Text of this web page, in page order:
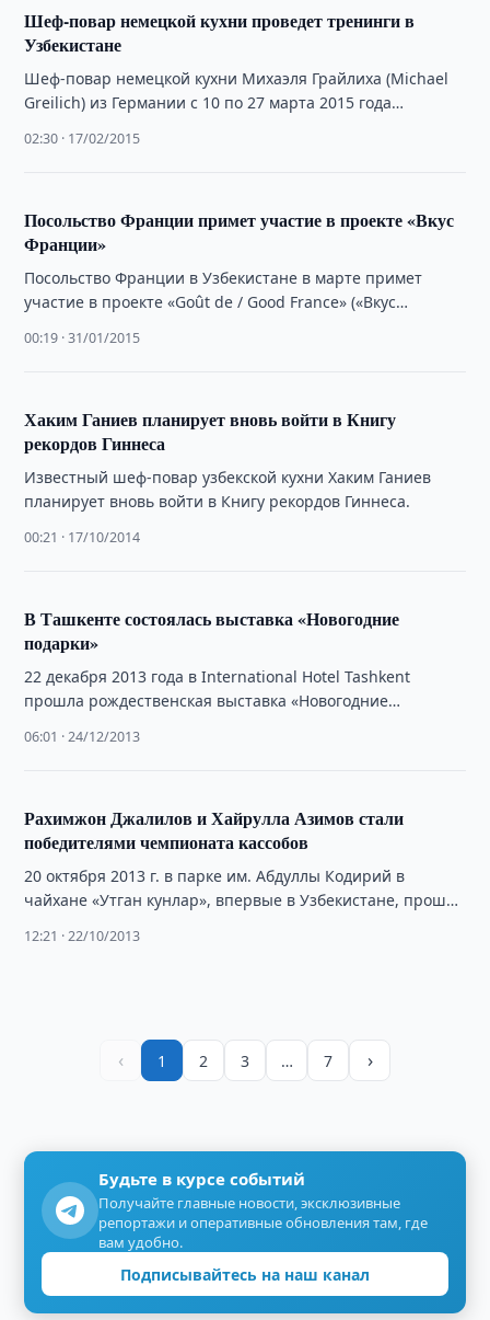
Шеф-повар немецкой кухни проведет тренинги в
Узбекистане
Шеф-повар немецкой кухни Михаэля Грайлиха (Michael
Greilich) из Германии с 10 по 27 марта 2015 года
02:30 · 17/02/2015
Посольство Франции примет участие в проекте «Вкус
Франции»
Посольство Франции в Узбекистане в марте примет
участие в проекте «Goût de / Good France» («Вкус
00:19 · 31/01/2015
Хаким Ганиев планирует вновь войти в Книгу
рекордов Гиннеса
Известный шеф-повар узбекской кухни Хаким Ганиев
планирует вновь войти в Книгу рекордов Гиннеса.
00:21 · 17/10/2014
В Ташкенте состоялась выставка «Новогодние
подарки»
22 декабря 2013 года в International Hotel Tashkent
прошла рождественская выставка «Новогодние
06:01 · 24/12/2013
Рахимжон Джалилов и Хайрулла Азимов стали
победителями чемпионата кассобов
20 октября 2013 г. в парке им. Абдуллы Кодирий в
чайхане «Утган кунлар», впервые в Узбекистане, прошел
12:21 · 22/10/2013
‹ 1 2 3 … 7 ›
Будьте в курсе событий
Получайте главные новости, эксклюзивные
репортажи и оперативные обновления там, где
вам удобно.
Подписывайтесь на наш канал